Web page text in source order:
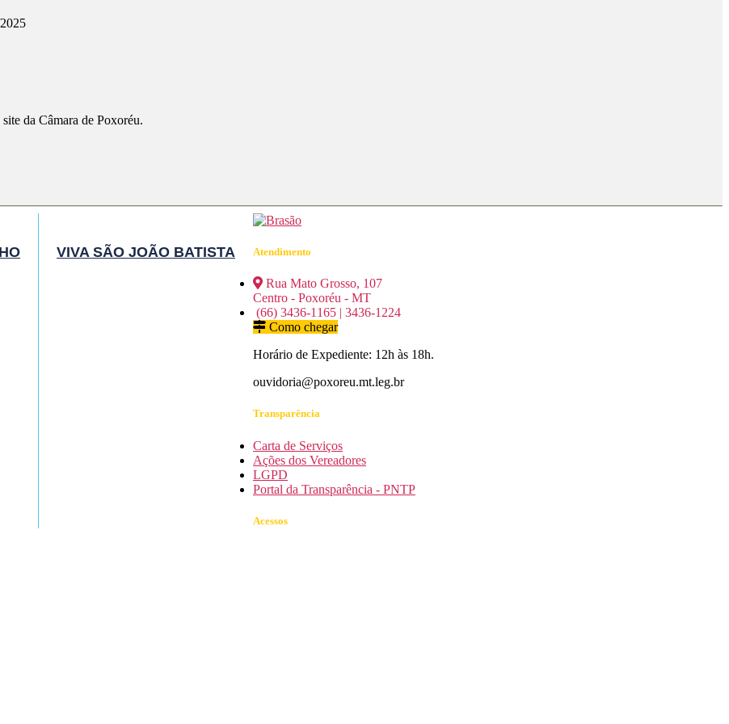
da Câmara de Poxoréu.
VIVA SÃO JOÃO BATISTA Atendimento
Rua Mato Grosso, 107
Centro - Poxoréu - MT
(66) 3436-1165 | 3436-1224
Como chegar
Horário de Expediente: 12h às 18h.
ouvidoria@poxoreu.mt.leg.br
Transparência
Carta de Serviços
Ações dos Vereadores
LGPD
Portal da Transparência - PNTP
Acessos